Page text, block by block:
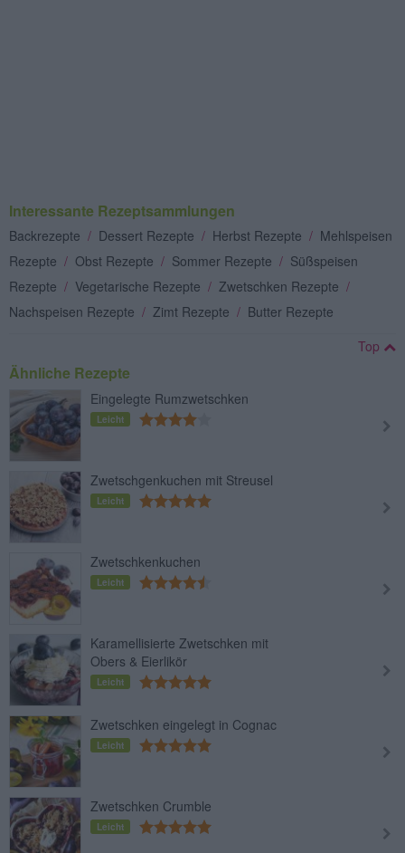
Interessante Rezeptsammlungen
Backrezepte / Dessert Rezepte / Herbst Rezepte / Mehlspeisen
Rezepte / Obst Rezepte / Sommer Rezepte / Süßspeisen
Rezepte / Vegetarische Rezepte / Zwetschken Rezepte /
Nachspeisen Rezepte / Zimt Rezepte / Butter Rezepte
Top
Ähnliche Rezepte
Eingelegte Rumzwetschken
Leicht
Zwetschgenkuchen mit Streusel
Leicht
Zwetschkenkuchen
Leicht
Karamellisierte Zwetschken mit
Obers & Eierlikör
Leicht
Zwetschken eingelegt in Cognac
Leicht
Zwetschken Crumble
Leicht